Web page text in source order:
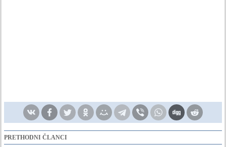
PRETHODNI ČLANCI